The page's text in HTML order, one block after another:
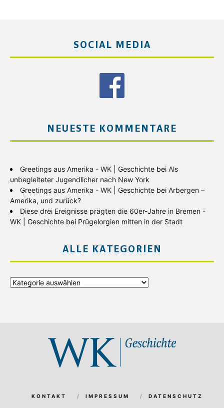
SOCIAL MEDIA
NEUESTE KOMMENTARE
Greetings aus Amerika - WK | Geschichte bei Als
unbegleiteter Jugendlicher nach New York
Greetings aus Amerika - WK | Geschichte bei Arbergen –
Amerika, und zurück?
Diese drei Ereignisse prägten die 60er-Jahre in Bremen -
WK | Geschichte bei Prügelorgien mitten in der Stadt
ALLE KATEGORIEN
Alle
KONTAKT IMPRESSUM DATENSCHUTZ